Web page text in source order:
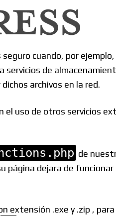
cuando, por
de
archivos en la red.
uso de otros servicios
de
página dejara de
extensión .exe y .zip ,